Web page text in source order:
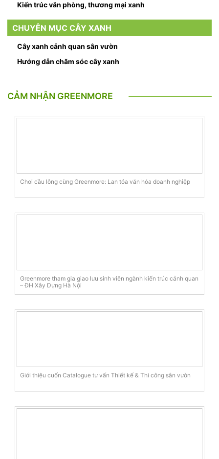
Kiến trúc văn phòng, thương mại xanh
CHUYÊN MỤC CÂY XANH
Cây xanh cảnh quan sân vườn
Hướng dẫn chăm sóc cây xanh
CẢM NHẬN GREENMORE
Chơi cầu lông cùng Greenmore: Lan tỏa văn hóa doanh nghiệp
Greenmore tham gia giao lưu sinh viên ngành kiến trúc cảnh quan
– ĐH Xây Dựng Hà Nội
Giới thiệu cuốn Catalogue tư vấn Thiết kế & Thi công sân vườn